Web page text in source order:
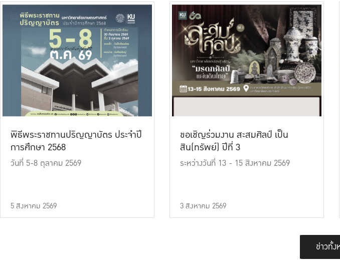
พิธีพระราชทานปริญญาบัตร ประจำปี
การศึกษา 2568
วันที่ 5-8 ตุลาคม 2569
5 สิงหาคม 2569
ขอเชิญร่วมงาน สะสมศิลป์ เป็น
สิน(ทรัพย์) ปีที่ 3
ระหว่างวันที่ 13 - 15 สิงหาคม 2569
3 สิงหาคม 2569
ข่าวทั้